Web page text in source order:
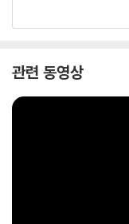
전작은 글로벌 ‘피터슨
엄함을 이야기하고, 자기
실한 인생을 표류하다 하
째 바뀌었다는 독자들의
관련 동영상